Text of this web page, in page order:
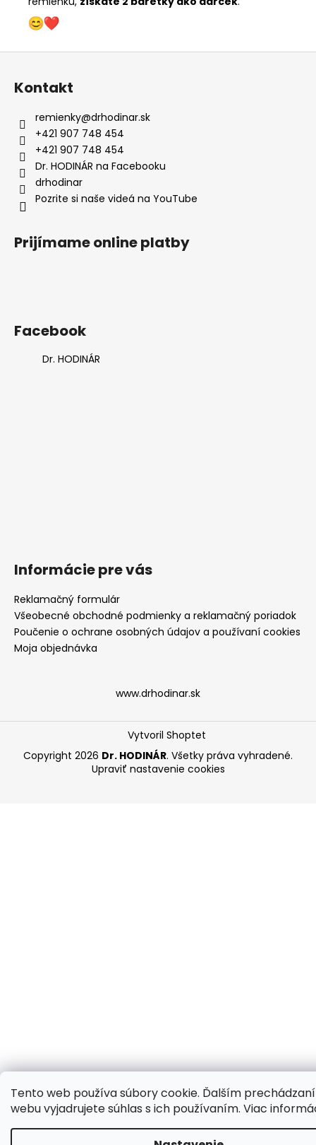
Tento web používa súbory cookie. Ďalším
webu vyjadrujete súhlas s ich používaním. Viac
Z
Kontakt
remienky@drhodinar.sk
+421 907 748 454
+421 907 748 454
Dr. HODINÁR na Facebooku
drhodinar
Pozrite si naše videá na YouTube
Prijímame online platby
Facebook
Dr. HODINÁR
Informácie pre vás
Reklamačný formulár
Všeobecné obchodné podmienky a reklamačný poriadok
Poučenie o ochrane osobných údajov a používaní cookies
Moja objednávka
www.drhodinar.sk
Vytvoril Shoptet
Copyright 2026 Dr. HODINÁR. Všetky práva vyhradené.
Upraviť nastavenie cookies